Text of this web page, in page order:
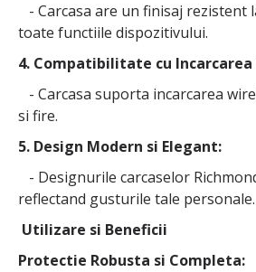
- Carcasa are un finisaj rezistent
toate functiile dispozitivului.
4. Compatibilitate cu Incarcarea
- Carcasa suporta incarcarea
si fire.
5. Design Modern si Elegant:
- Designurile carcaselor
reflectand gusturile tale personale.
Utilizare si Beneficii
Protectie Robusta si Completa: